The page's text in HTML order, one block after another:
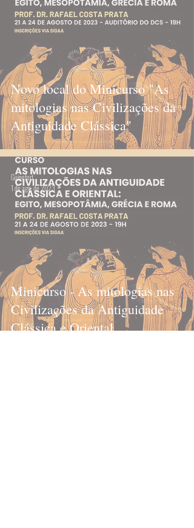
Novo local do Minicurso "As
mitologias nas Civilizações da
Antiguidade Clássica"
Minicurso - As mitologias nas
Civilizações da Antiguidade
Clássica e Oriental
Guinefort
1 de ago. de 2023